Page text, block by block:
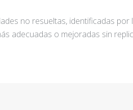
no resueltas, identificadas
adecuadas o mejoradas sin